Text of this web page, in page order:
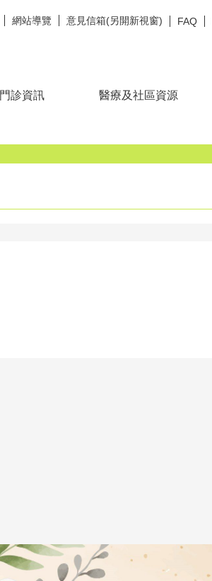
網站導覽 意見信箱(另開新視窗) FAQ
門診資訊 醫療及社區資源